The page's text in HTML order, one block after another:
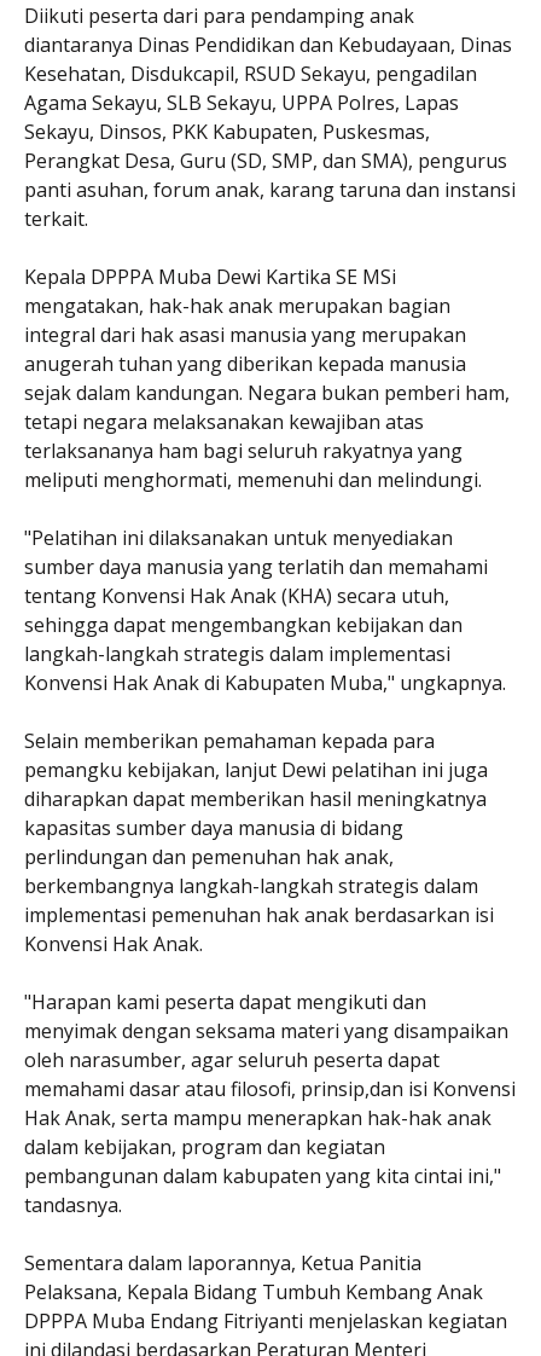
Diikuti peserta dari para pendamping anak
diantaranya Dinas Pendidikan dan Kebudayaan, Dinas
Kesehatan, Disdukcapil, RSUD Sekayu, pengadilan
Agama Sekayu, SLB Sekayu, UPPA Polres, Lapas
Sekayu, Dinsos, PKK Kabupaten, Puskesmas,
Perangkat Desa, Guru (SD, SMP, dan SMA), pengurus
panti asuhan, forum anak, karang taruna dan instansi
terkait.
Kepala DPPPA Muba Dewi Kartika SE MSi
mengatakan, hak-hak anak merupakan bagian
integral dari hak asasi manusia yang merupakan
anugerah tuhan yang diberikan kepada manusia
sejak dalam kandungan. Negara bukan pemberi ham,
tetapi negara melaksanakan kewajiban atas
terlaksananya ham bagi seluruh rakyatnya yang
meliputi menghormati, memenuhi dan melindungi.
"Pelatihan ini dilaksanakan untuk menyediakan
sumber daya manusia yang terlatih dan memahami
tentang Konvensi Hak Anak (KHA) secara utuh,
sehingga dapat mengembangkan kebijakan dan
langkah-langkah strategis dalam implementasi
Konvensi Hak Anak di Kabupaten Muba," ungkapnya.
Selain memberikan pemahaman kepada para
pemangku kebijakan, lanjut Dewi pelatihan ini juga
diharapkan dapat memberikan hasil meningkatnya
kapasitas sumber daya manusia di bidang
perlindungan dan pemenuhan hak anak,
berkembangnya langkah-langkah strategis dalam
implementasi pemenuhan hak anak berdasarkan isi
Konvensi Hak Anak.
"Harapan kami peserta dapat mengikuti dan
menyimak dengan seksama materi yang disampaikan
oleh narasumber, agar seluruh peserta dapat
memahami dasar atau filosofi, prinsip,dan isi Konvensi
Hak Anak, serta mampu menerapkan hak-hak anak
dalam kebijakan, program dan kegiatan
pembangunan dalam kabupaten yang kita cintai ini,"
tandasnya.
Sementara dalam laporannya, Ketua Panitia
Pelaksana, Kepala Bidang Tumbuh Kembang Anak
DPPPA Muba Endang Fitriyanti menjelaskan kegiatan
ini dilandasi berdasarkan Peraturan Menteri